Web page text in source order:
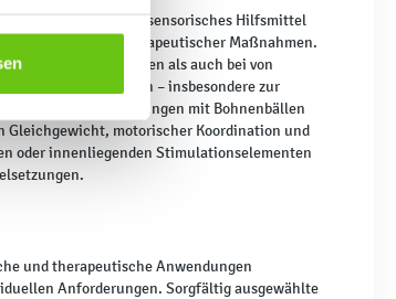
ist ein vielseitiges sensorisches Hilfsmittel
Entwicklung und therapeutischer Maßnahmen.
Bewegungsaktivitäten als auch bei von
und Erwachsenen – insbesondere zur
Fitness. Übungen mit Bohnenbällen
Gleichgewicht, motorischer Koordination und
oder innenliegenden Stimulationselementen
und therapeutische Anwendungen
Anforderungen. Sorgfältig ausgewählte